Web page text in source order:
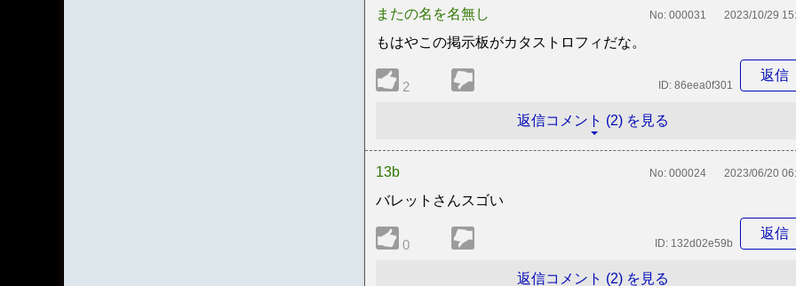
またの名を名無し No: 000031 2023/10/29
もはやこの掲示板がカタストロフィだな。
2
返信
ID: 86eea0f301
返信コメント (2) を見る
13b No: 000024 2023/06/20
バレットさんスゴい
0
返信
ID: 132d02e59b
返信コメント (2) を見る